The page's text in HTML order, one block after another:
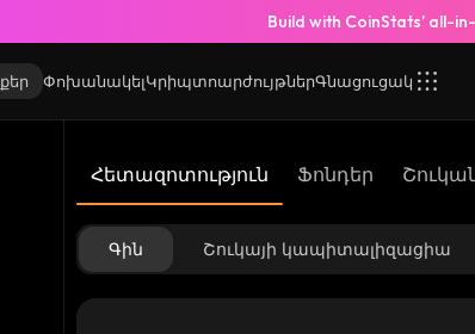
Build with CoinStats’ all-
ՓոխանակելԿրիպտոարժույթներԳնացուցակ
Հետազոտություն Ֆոնդեր
Գին Շուկայի կապիտալիզացիա